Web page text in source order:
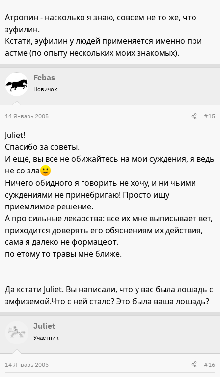
Атропин - насколько я знаю, совсем не то же, что
эуфилин.
Кстати, эуфилин у людей применяется именно при
астме (по опыту нескольких моих знакомых).
Febas
Новичок
14 Январь 2005 #15
Juliet!
Спасибо за советы.
И ещё, вы все не обижайтесь на мои суждения, я ведь
не со зла
Ничего обидного я говорить не хочу, и ни чьими
суждениями не принебригаю! Просто ищу
приемлимое решение.
А про сильные лекарства: все их мне выписывает вет,
приходится доверять его обяснениям их действия,
сама я далеко не формацефт.
по етому то травы мне ближе.
Да кстати Juliet. Вы написали, что у вас была лошадь с
эмфиземой.Что с ней стало? Это была ваша лошадь?
Juliet
Участник
14 Январь 2005 #16